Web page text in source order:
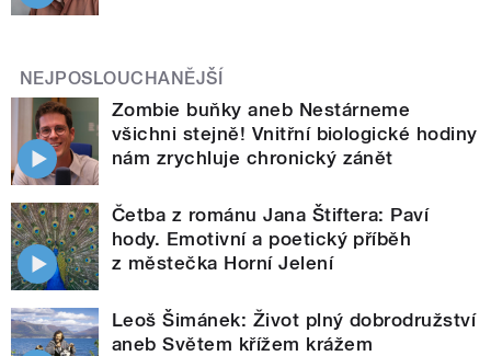
NEJPOSLOUCHANĚJŠÍ
Zombie buňky aneb Nestárneme
všichni stejně! Vnitřní biologické hodiny
nám zrychluje chronický zánět
Četba z románu Jana Štiftera: Paví
hody. Emotivní a poetický příběh
z městečka Horní Jelení
Leoš Šimánek: Život plný dobrodružství
aneb Světem křížem krážem